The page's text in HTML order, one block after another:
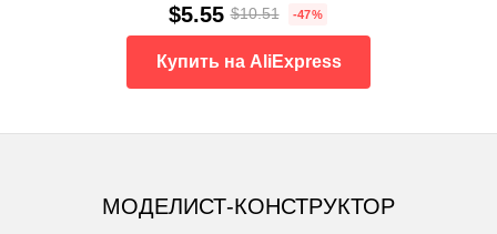
$5.55 $10.51 -47%
Купить на AliExpress
МОДЕЛИСТ-КОНСТРУКТОР